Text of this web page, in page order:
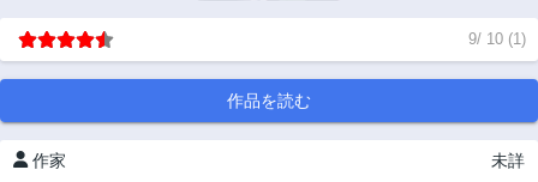
9/ 10 (1)
作品を読む
作家 未詳